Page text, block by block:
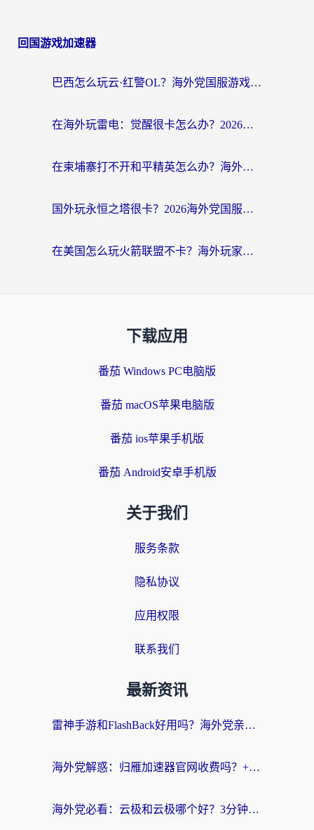
回国游戏加速器
巴西怎么玩云·红警OL？海外党国服游戏加速终极攻略（附非洲逆水寒&天下山海低延迟技巧）
在海外玩雷电：觉醒很卡怎么办？2026终极指南帮你告别延迟与卡顿
在柬埔寨打不开和平精英怎么办？海外党必看的国服游戏加速终极指南
国外玩永恒之塔很卡？2026海外党国服游戏加速器终极指南（附街头篮球坦克世界实测）
在美国怎么玩火箭联盟不卡？海外玩家国服游戏加速终极指南（附明日方舟美版王者荣耀优化技巧）
下载应用
番茄 Windows PC电脑版
番茄 macOS苹果电脑版
番茄 ios苹果手机版
番茄 Android安卓手机版
关于我们
服务条款
隐私协议
应用权限
联系我们
最新资讯
雷神手游和FlashBack好用吗？海外党亲测指南，避开破解版坑轻松访问国内资源
海外党解惑：归雁加速器官网收费吗？+3个回国加速问题的真实答案
海外党必看：云极和云极哪个好？3分钟选对回国加速器，无缝访问国内资源